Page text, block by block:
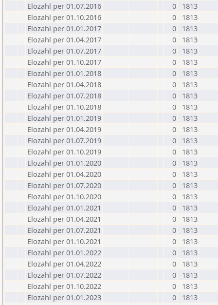
Elozahl per 01.07.2016
0
1813
Elozahl per 01.10.2016
0
1813
Elozahl per 01.01.2017
0
1813
Elozahl per 01.04.2017
0
1813
Elozahl per 01.07.2017
0
1813
Elozahl per 01.10.2017
0
1813
Elozahl per 01.01.2018
0
1813
Elozahl per 01.04.2018
0
1813
Elozahl per 01.07.2018
0
1813
Elozahl per 01.10.2018
0
1813
Elozahl per 01.01.2019
0
1813
Elozahl per 01.04.2019
0
1813
Elozahl per 01.07.2019
0
1813
Elozahl per 01.10.2019
0
1813
Elozahl per 01.01.2020
0
1813
Elozahl per 01.04.2020
0
1813
Elozahl per 01.07.2020
0
1813
Elozahl per 01.10.2020
0
1813
Elozahl per 01.01.2021
0
1813
Elozahl per 01.04.2021
0
1813
Elozahl per 01.07.2021
0
1813
Elozahl per 01.10.2021
0
1813
Elozahl per 01.01.2022
0
1813
Elozahl per 01.04.2022
0
1813
Elozahl per 01.07.2022
0
1813
Elozahl per 01.10.2022
0
1813
Elozahl per 01.01.2023
0
1813